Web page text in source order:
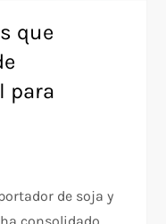
que
para
de soja y